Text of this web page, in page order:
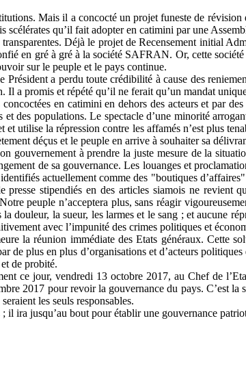
Mais il a concocté un projet funeste de
scélérates qu’il fait adopter en catimini par une
Déjà le projet de Recensement initial
en gré à gré à la société SAFRAN. Or, cette
sur le peuple et le pays continue.
a perdu toute crédibilité à cause des
a promis et répété qu’il ne ferait qu’un mandat
en catimini en dehors des acteurs et par
des populations. Le spectacle d’une minorité
utilise la répression contre les affamés n’est plus
déçus et le peuple en arrive à souhaiter sa
gouvernement à prendre la juste mesure de la
de sa gouvernance. Les louanges et
actuellement comme des "boutiques
stipendiés en des articles siamois ne revient
peuple n’acceptera plus, sans réagir
douleur, la sueur, les larmes et le sang ; et aucune
avec l’impunité des crimes politiques et
la réunion immédiate des Etats généraux. Cette
de plus en plus d’organisations et d’acteurs
de probité.
ce jour, vendredi 13 octobre 2017, au Chef de
2017 pour revoir la gouvernance du pays. C’est
les seuls responsables.
il ira jusqu’au bout pour établir une gouvernance